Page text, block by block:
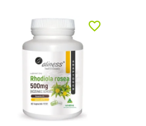
favorite_border